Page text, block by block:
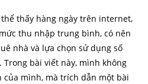
thấy hàng ngày trên internet,
thu nhập trung bình, có nên
nhà và lựa chọn sử dụng số
Trong bài viết này, mình không
của mình, mà trích dẫn một bài